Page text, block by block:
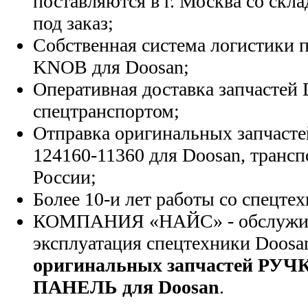
под заказ;
Собственная система логистики
KNOB для Doosan;
Оперативная доставка запчастей
спецтранспортом;
Отправка оригинальных
124160-11360 для Doosan,
России;
Более 10-и лет работы со
КОМПАНИЯ «НАЙС» -
эксплуатация спецтехники
оригинальных запчастей
ПАНЕЛЬ для Doosan.